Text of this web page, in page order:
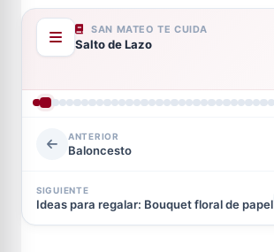
Requisitos de finalización
SAN MATEO TE CUIDA
Salto de Lazo
ANTERIOR
Baloncesto
SIGUIENTE
Ideas para regalar: Bouquet floral de papel